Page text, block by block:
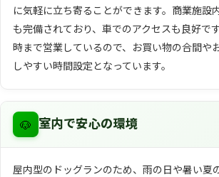
に気軽に立ち寄ることができます。商業施設
も完備されており、車でのアクセスも良好で
時まで営業しているので、お買い物の合間や
しやすい時間設定となっています。
🐶 室内で安心の環境
屋内型のドッグランのため、雨の日や暑い夏